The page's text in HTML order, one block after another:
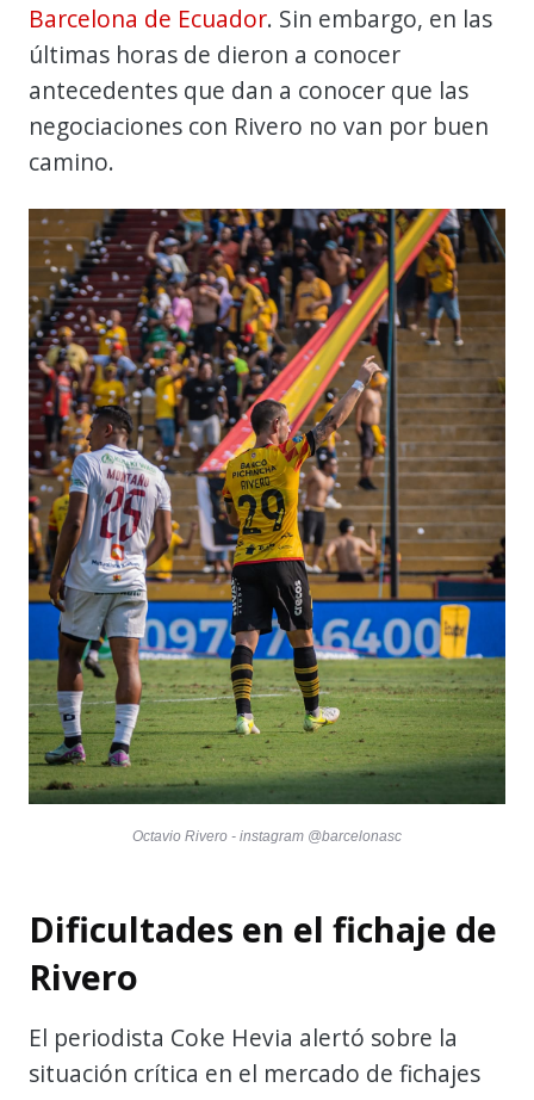
Barcelona de Ecuador. Sin embargo, en las
últimas horas de dieron a conocer
antecedentes que dan a conocer que las
negociaciones con Rivero no van por buen
camino.
Octavio Rivero - instagram @barcelonasc
Dificultades en el fichaje de
Rivero
El periodista Coke Hevia alertó sobre la
situación crítica en el mercado de fichajes